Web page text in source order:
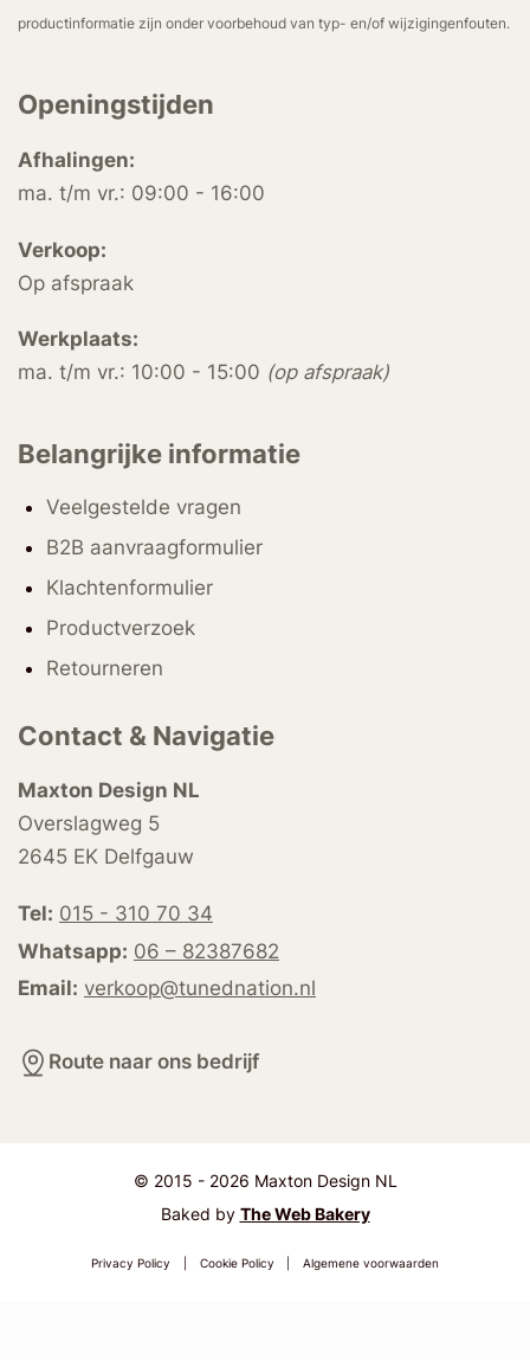
productinformatie zijn onder voorbehoud van typ- en/of wijzigingenfouten.
Openingstijden
Afhalingen:
ma. t/m vr.: 09:00 - 16:00
Verkoop:
Op afspraak
Werkplaats:
ma. t/m vr.: 10:00 - 15:00 (op afspraak)
Belangrijke informatie
Veelgestelde vragen
B2B aanvraagformulier
Klachtenformulier
Productverzoek
Retourneren
Contact & Navigatie
Maxton Design NL
Overslagweg 5
2645 EK Delfgauw
Tel: 015 - 310 70 34
Whatsapp: 06 – 82387682
Email: verkoop@tunednation.nl
Route naar ons bedrijf
© 2015 - 2026 Maxton Design NL
Baked by The Web Bakery
Privacy Policy Cookie Policy Algemene voorwaarden